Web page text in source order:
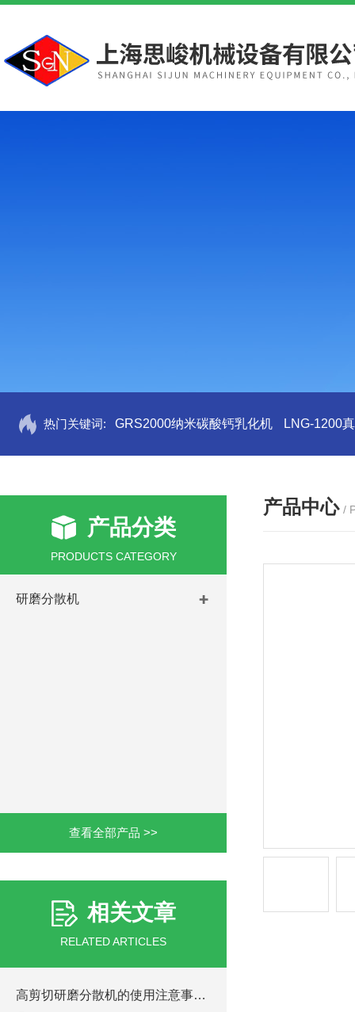
热门关键词: GRS2000纳米碳酸钙乳化机 LNG-1200
产品分类
PRODUCTS CATEGORY
研磨分散机
查看全部产品 >>
相关文章
RELATED ARTICLES
高剪切研磨分散机的使用注意事项有哪些？
产品中心 /